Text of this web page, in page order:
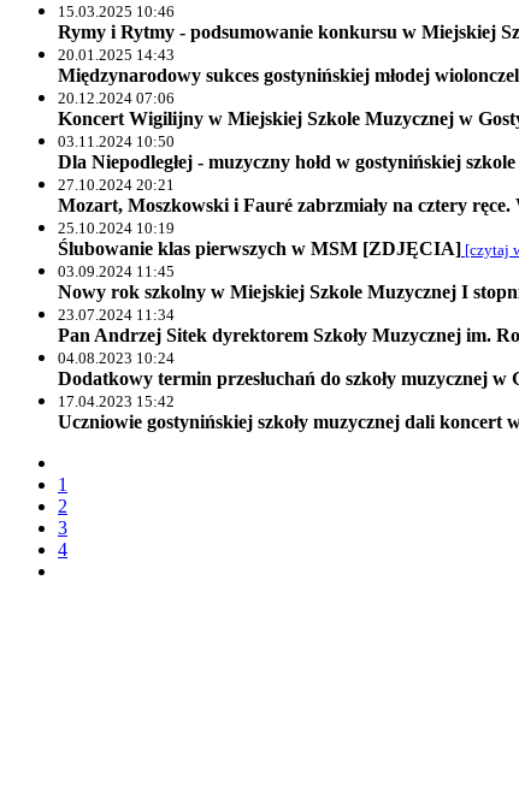
15.03.2025 10:46
Rymy i Rytmy - podsumowanie konkursu w Miejskiej
20.01.2025 14:43
Międzynarodowy sukces gostynińskiej młodej
20.12.2024 07:06
Koncert Wigilijny w Miejskiej Szkole Muzycznej w
03.11.2024 10:50
Dla Niepodległej - muzyczny hołd w gostynińskiej
27.10.2024 20:21
Mozart, Moszkowski i Fauré zabrzmiały na cztery
25.10.2024 10:19
Ślubowanie klas pierwszych w MSM [ZDJĘCIA] [czytaj
03.09.2024 11:45
Nowy rok szkolny w Miejskiej Szkole Muzycznej I
23.07.2024 11:34
Pan Andrzej Sitek dyrektorem Szkoły Muzycznej im.
04.08.2023 10:24
Dodatkowy termin przesłuchań do szkoły muzycznej w
17.04.2023 15:42
Uczniowie gostynińskiej szkoły muzycznej dali koncert
1
2
3
4